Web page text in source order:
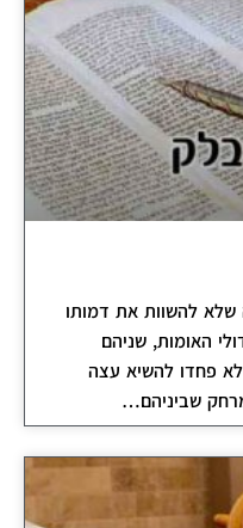
להשוות את דמותו
האומות, שניהם
פחדו להשיא עצה
שביניהם…